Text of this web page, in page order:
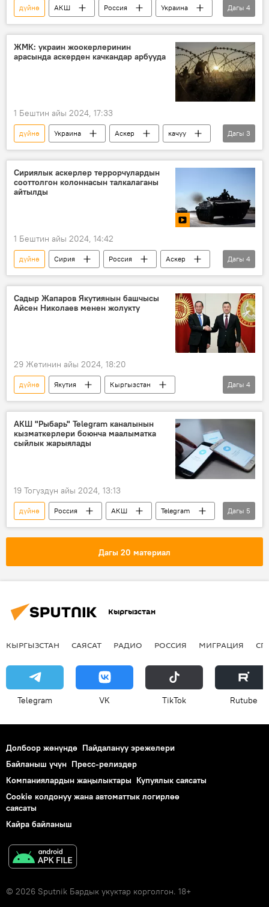
дүйнө АКШ Россия
Украина
Дональд Трамп
сүйлөшүүлөр
Саясат
Владимир Зеленский
Дагы 4
ЖМК: украин жоокерлеринин
арасында аскерден качкандар арбууда
1 Бештин айы 2024, 17:33
дүйнө Украина Аскер
качуу
атайын операция
Россиянын Донбассты коргоо боюнча атайын операциясы
Дүйнөдө
Дагы 3
Сириялык аскерлер террорчулардын
сооттолгон колоннасын талкалаганы
айтылды
1 Бештин айы 2024, 14:42
дүйнө Сирия Россия
Аскер
террорчулар
Чабуул
Дүйнөдө
Видео
Дагы 4
Садыр Жапаров Якутиянын башчысы
Айсен Николаев менен жолукту
29 Жетинин айы 2024, 18:20
дүйнө Якутия
Кыргызстан
Садыр Жапаров
Айсен Николаев
кызматташуу
иш сапар
Дагы 4
АКШ "Рыбарь" Telegram каналынын
кызматкерлери боюнча маалыматка
сыйлык жарыялады
19 Тогуздун айы 2024, 13:13
дүйнө Россия АКШ
Telegram
жарыя
сыйлык
кийлигишүү
Дагы 5
Дагы 20 материал
Кыргызстан
КЫРГЫЗСТАН САЯСАТ РАДИО РОССИЯ МИГРАЦИЯ
Telegram VK ТikТоk Rutube
Долбоор жөнүндө Пайдалануу эрежелери
Байланыш үчүн Пресс-релиздер
Компаниялардын жаңылыктары Купуялык саясаты
Cookie колдонуу жана автоматтык логирлөө
саясаты
Кайра байланыш
© 2026 Sputnik Бардык укуктар корголгон. 18+